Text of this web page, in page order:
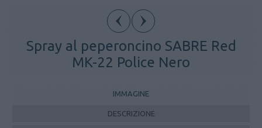
Spray al peperoncino SABRE Red
MK-22 Police Nero
IMMAGINE
DESCRIZIONE